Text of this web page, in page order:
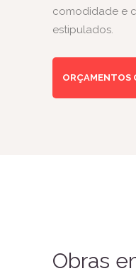
comodidade e
estipulados.
ORÇAMENTOS
Obras